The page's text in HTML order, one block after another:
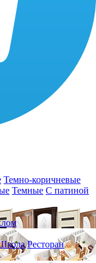
Темно-коричневые
Темные С патиной
Ресторан